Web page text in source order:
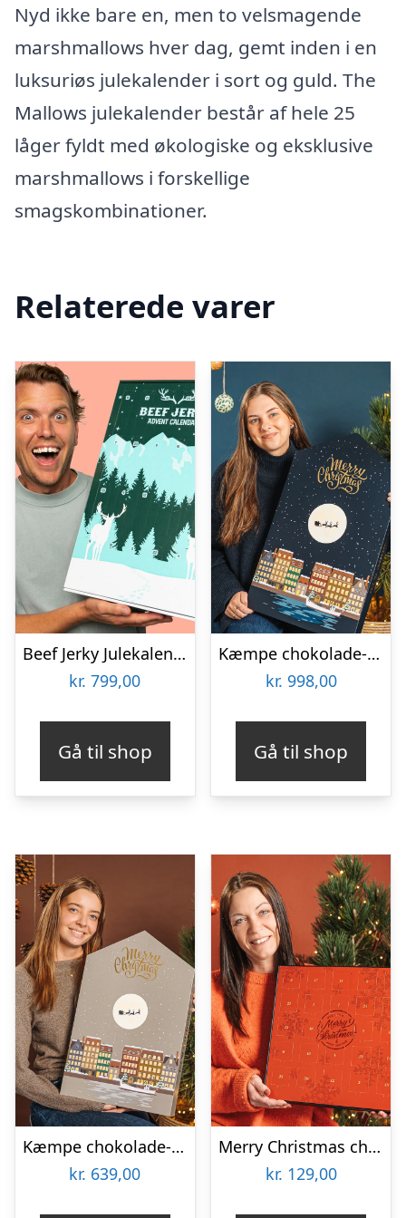
Nyd ikke bare en, men to velsmagende
marshmallows hver dag, gemt inden i en
luksuriøs julekalender i sort og guld. The
Mallows julekalender består af hele 25
låger fyldt med økologiske og eksklusive
marshmallows i forskellige
smagskombinationer.
Relaterede varer
Beef Jerky Julekalender
kr. 799,00
Gå til shop
Kæmpe chokolade-julekalender 2025 Luksus Cocoture kalenderhus (1265g)
kr. 998,00
Gå til shop
Kæmpe chokolade-julekalender 2025 Luksus Cocoture kalenderhus (765g)
kr. 639,00
Merry Christmas chokolade-julekalender uden alkohol – God til børn – 220g
kr. 129,00